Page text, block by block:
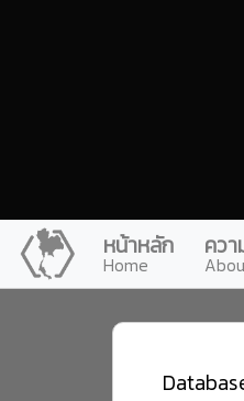
หน้าหลัก
Home
(current)
ควา